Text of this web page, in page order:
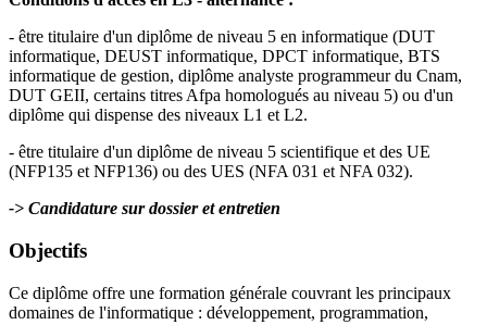
- être titulaire d'un diplôme de niveau 5 en informatique (DUT
informatique, DEUST informatique, DPCT informatique, BTS
informatique de gestion, diplôme analyste programmeur du Cnam,
DUT GEII, certains titres Afpa homologués au niveau 5) ou d'un
diplôme qui dispense des niveaux L1 et L2.
- être titulaire d'un diplôme de niveau 5 scientifique et des UE
(NFP135 et NFP136) ou des UES (NFA 031 et NFA 032).
-> Candidature sur dossier et entretien
Objectifs
Ce diplôme offre une formation générale couvrant les principaux
domaines de l'informatique : développement, programmation,